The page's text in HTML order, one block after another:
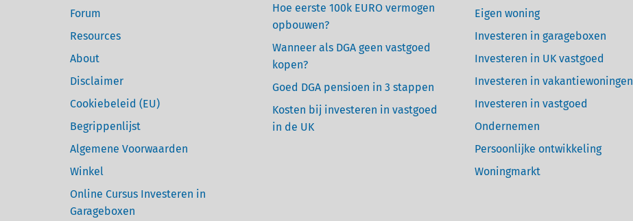
Forum
Resources
About
Disclaimer
Cookiebeleid (EU)
Begrippenlijst
Algemene Voorwaarden
Winkel
Online Cursus Investeren in
Garageboxen
Hoe eerste 100k EURO vermogen
opbouwen?
Wanneer als DGA geen vastgoed
kopen?
Goed DGA pensioen in 3 stappen
Kosten bij investeren in vastgoed
in de UK
Eigen woning
Investeren in garageboxen
Investeren in UK vastgoed
Investeren in vakantiewoningen
Investeren in vastgoed
Ondernemen
Persoonlijke ontwikkeling
Woningmarkt